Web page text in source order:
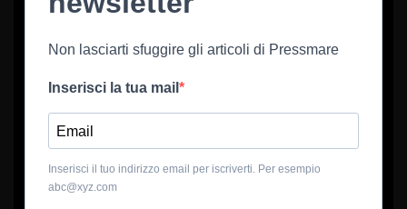
Non lasciarti sfuggire gli articoli di Pressmare
Inserisci la tua mail
Inserisci il tuo indirizzo email per iscriverti. Per esempio
abc@xyz.com